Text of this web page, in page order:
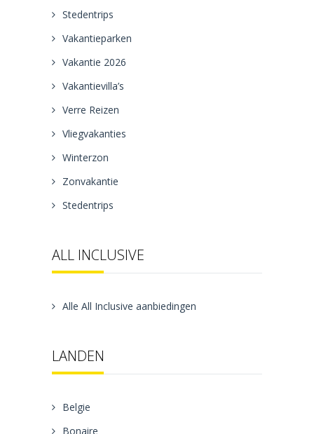
Stedentrips
Vakantieparken
Vakantie 2026
Vakantievilla’s
Verre Reizen
Vliegvakanties
Winterzon
Zonvakantie
Stedentrips
ALL INCLUSIVE
Alle All Inclusive aanbiedingen
LANDEN
Belgie
Bonaire